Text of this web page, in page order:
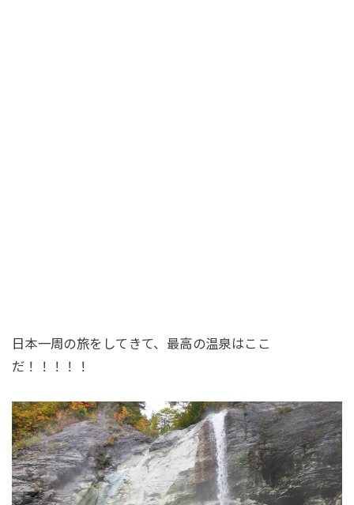
日本一周の旅をしてきて、最高の温泉はここ
だ！！！！！